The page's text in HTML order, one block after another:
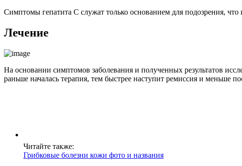
Симптомы гепатита С служат только основанием для подозрения, что
Лечение
На основании симптомов заболевания и полученных результатов
раньше началась терапия, тем быстрее наступит ремиссия и меньше
Читайте также:
Грибковые болезни кожи фото и названия